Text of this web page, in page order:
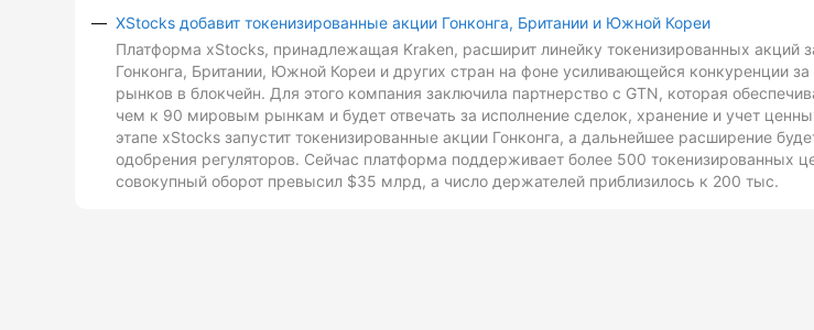
XStocks добавит токенизированные акции Гонконга, Британии и Южной Кореи
Платформа xStocks, принадлежащая Kraken, расширит линейку токенизированных акций
Гонконга, Британии, Южной Кореи и других стран на фоне усиливающейся конкуренции
рынков в блокчейн. Для этого компания заключила партнерство с GTN, которая
чем к 90 мировым рынкам и будет отвечать за исполнение сделок, хранение и учет
этапе xStocks запустит токенизированные акции Гонконга, а дальнейшее расширение
одобрения регуляторов. Сейчас платформа поддерживает более 500 токенизированных
совокупный оборот превысил $35 млрд, а число держателей приблизилось к 200 тыс.